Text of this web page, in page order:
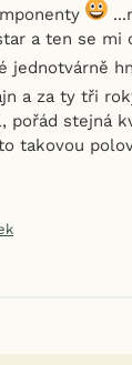
a ten se mi
jednotvárně
a za ty tři
pořád stejná
takovou